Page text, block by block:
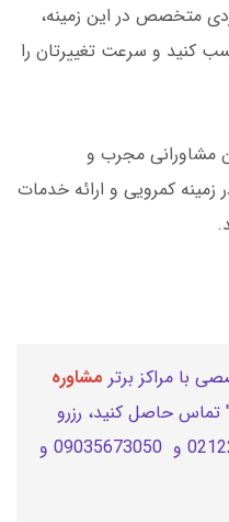
متخصص در این زمینه،
کنید و سرعت تغییرتان را
مشاورانی مجرب و
کمرویی و ارائه خدمات
با مراکز برتر مشاوره
تماس حاصل کنید، رزرو
وقت: 02122354282 و 02122247100 و 09035673050 و